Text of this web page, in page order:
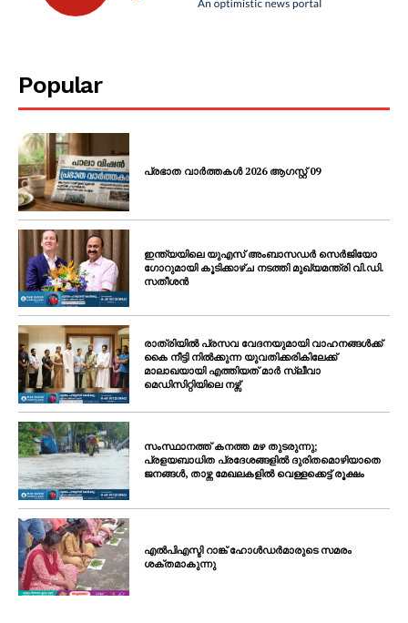
Popular
പ്രഭാത വാർത്തകൾ 2026 ആഗസ്റ്റ് 09
ഇന്ത്യയിലെ യുഎസ് അംബാസഡർ സെർജിയോ
ഗോറുമായി കൂടിക്കാഴ്ച നടത്തി മുഖ്യമന്ത്രി വി.ഡി.
സതീശൻ
രാത്രിയിൽ പ്രസവ വേദനയുമായി വാഹനങ്ങൾക്ക്
കൈ നീട്ടി നിൽക്കുന്ന യുവതിക്കരികിലേക്ക്
മാലാഖയായി എത്തിയത് മാർ സ്ലീവാ
മെഡിസിറ്റിയിലെ നഴ്സ്
സംസ്ഥാനത്ത് കനത്ത മഴ തുടരുന്നു;
പ്രളയബാധിത പ്രദേശങ്ങളിൽ ദുരിതമൊഴിയാതെ
ജനങ്ങൾ, താഴ്ന്ന മേഖലകളിൽ വെള്ളക്കെട്ട് രൂക്ഷം
എൽപിഎസ്ടി റാങ്ക് ഹോൾഡർമാരുടെ സമരം
ശക്തമാകുന്നു